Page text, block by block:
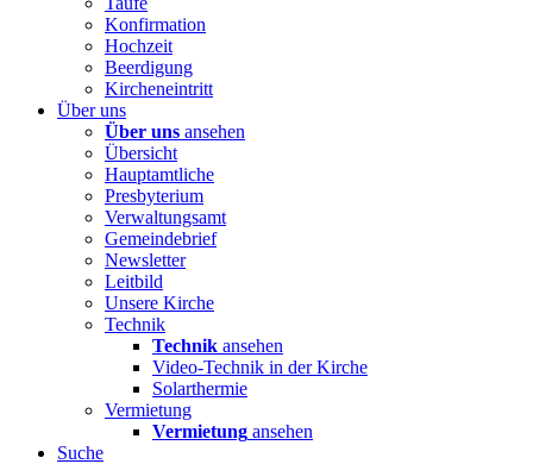
Konfirmation
Hochzeit
Beerdigung
Kircheneintritt
Über uns
Über uns ansehen
Übersicht
Hauptamtliche
Presbyterium
Verwaltungsamt
Gemeindebrief
Newsletter
Leitbild
Unsere Kirche
Technik
Technik ansehen
Video-Technik in der Kirche
Solarthermie
Vermietung
Vermietung ansehen
Suche